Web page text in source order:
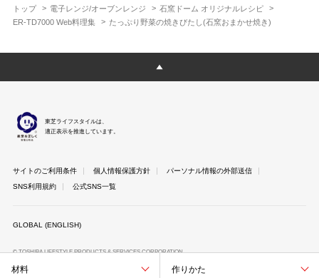
材料 作りかた
トップ 電子レンジ/オーブンレンジ
石窯ドーム オリジナルレシピ
ER-TD7000 Web料理集
たっぷり野菜の焼きびたし(石窯おまかせ焼き)
東芝ライフスタイルは、
適正表示を推進しています。
サイトのご利用条件 個人情報保護方針
パーソナル情報の外部送信
SNS利用規約
公式SNS一覧
GLOBAL (ENGLISH)
© TOSHIBA LIFESTYLE PRODUCTS & SERVICES CORPORATION